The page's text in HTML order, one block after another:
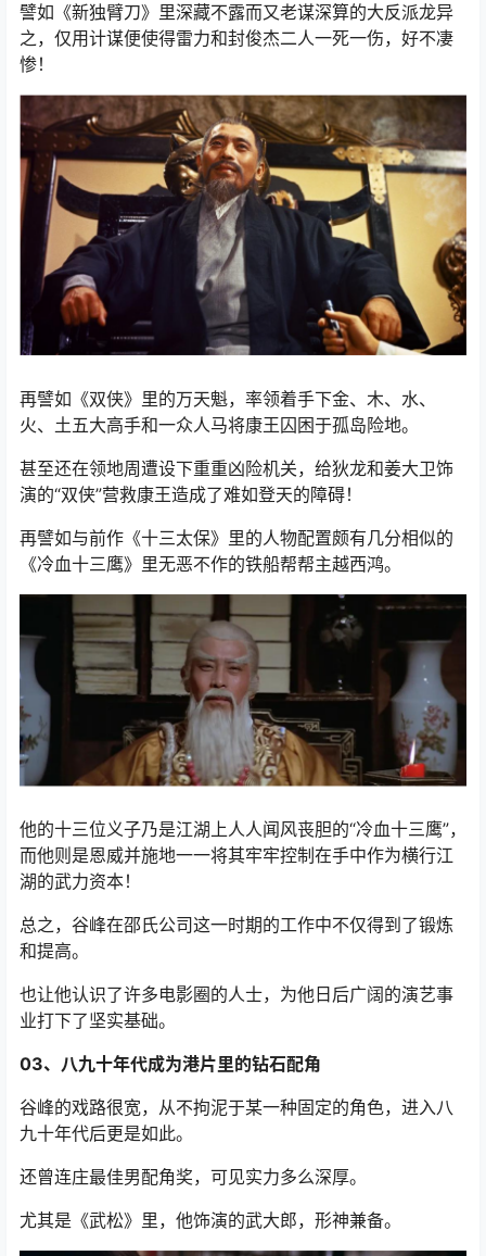
譬如《新独臂刀》里深藏不露而又老谋深算的大反派龙异
之，仅用计谋便使得雷力和封俊杰二人一死一伤，好不凄
惨！
再譬如《双侠》里的万天魁，率领着手下金、木、水、
火、土五大高手和一众人马将康王囚困于孤岛险地。
甚至还在领地周遭设下重重凶险机关，给狄龙和姜大卫饰
演的“双侠”营救康王造成了难如登天的障碍！
再譬如与前作《十三太保》里的人物配置颇有几分相似的
《冷血十三鹰》里无恶不作的铁船帮帮主越西鸿。
他的十三位义子乃是江湖上人人闻风丧胆的“冷血十三鹰”，
而他则是恩威并施地一一将其牢牢控制在手中作为横行江
湖的武力资本！
总之，谷峰在邵氏公司这一时期的工作中不仅得到了锻炼
和提高。
也让他认识了许多电影圈的人士，为他日后广阔的演艺事
业打下了坚实基础。
03、八九十年代成为港片里的钻石配角
谷峰的戏路很宽，从不拘泥于某一种固定的角色，进入八
九十年代后更是如此。
还曾连庄最佳男配角奖，可见实力多么深厚。
尤其是《武松》里，他饰演的武大郎，形神兼备。